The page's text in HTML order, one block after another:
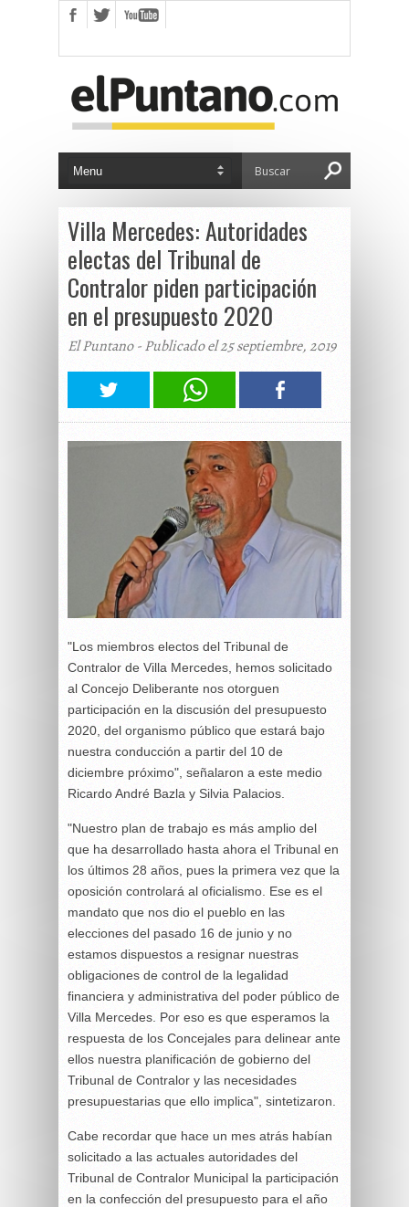
Villa Mercedes: Autoridades
electas del Tribunal de
Contralor piden participación
en el presupuesto 2020
El Puntano - Publicado el 25 septiembre, 2019
"Los miembros electos del Tribunal de
Contralor de Villa Mercedes, hemos solicitado
al Concejo Deliberante nos otorguen
participación en la discusión del presupuesto
2020, del organismo público que estará bajo
nuestra conducción a partir del 10 de
diciembre próximo", señalaron a este medio
Ricardo André Bazla y Silvia Palacios.
"Nuestro plan de trabajo es más amplio del
que ha desarrollado hasta ahora el Tribunal en
los últimos 28 años, pues la primera vez que la
oposición controlará al oficialismo. Ese es el
mandato que nos dio el pueblo en las
elecciones del pasado 16 de junio y no
estamos dispuestos a resignar nuestras
obligaciones de control de la legalidad
financiera y administrativa del poder público de
Villa Mercedes. Por eso es que esperamos la
respuesta de los Concejales para delinear ante
ellos nuestra planificación de gobierno del
Tribunal de Contralor y las necesidades
presupuestarias que ello implica", sintetizaron.
Cabe recordar que hace un mes atrás habían
solicitado a las actuales autoridades del
Tribunal de Contralor Municipal la participación
en la confección del presupuesto para el año